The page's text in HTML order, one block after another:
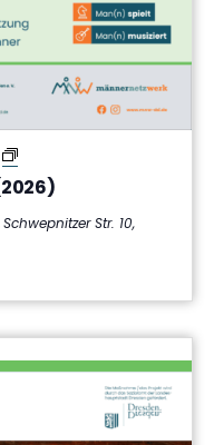
MännerCafé
im
MNW
Schwepnitzer Str. 10,